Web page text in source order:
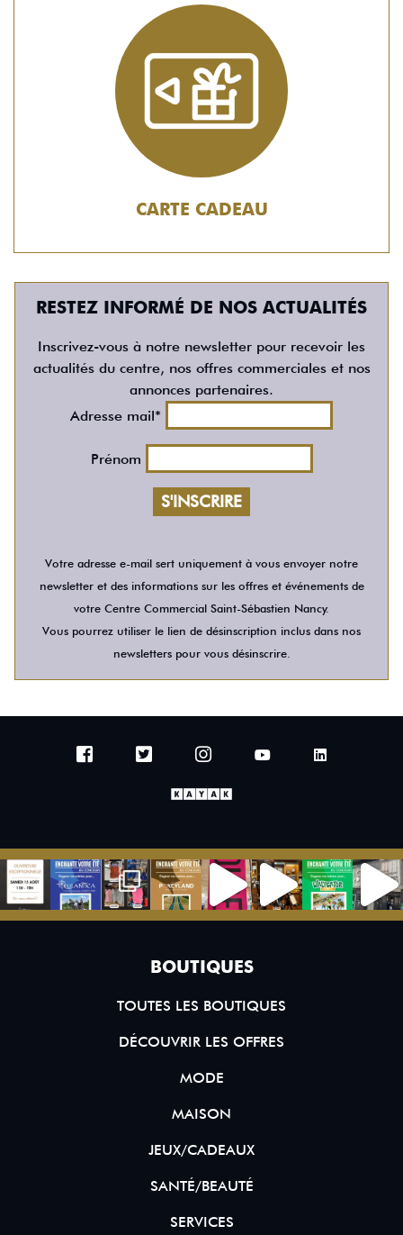
CARTE CADEAU
RESTEZ INFORMÉ DE NOS ACTUALITÉS
Inscrivez-vous à notre newsletter pour recevoir les
actualités du centre, nos offres commerciales et nos
annonces partenaires.
Adresse mail*
Prénom
Votre adresse e-mail sert uniquement à vous envoyer notre
newsletter et des informations sur les offres et événements de
votre Centre Commercial Saint-Sébastien Nancy.
Vous pourrez utiliser le lien de désinscription inclus dans nos
newsletters pour vous désinscrire.
BOUTIQUES
TOUTES LES BOUTIQUES
DÉCOUVRIR LES OFFRES
MODE
MAISON
JEUX/CADEAUX
SANTÉ/BEAUTÉ
SERVICES